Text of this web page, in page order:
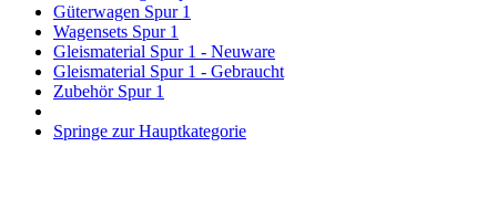
Güterwagen Spur 1
Wagensets Spur 1
Gleismaterial Spur 1 - Neuware
Gleismaterial Spur 1 - Gebraucht
Zubehör Spur 1
Springe zur Hauptkategorie